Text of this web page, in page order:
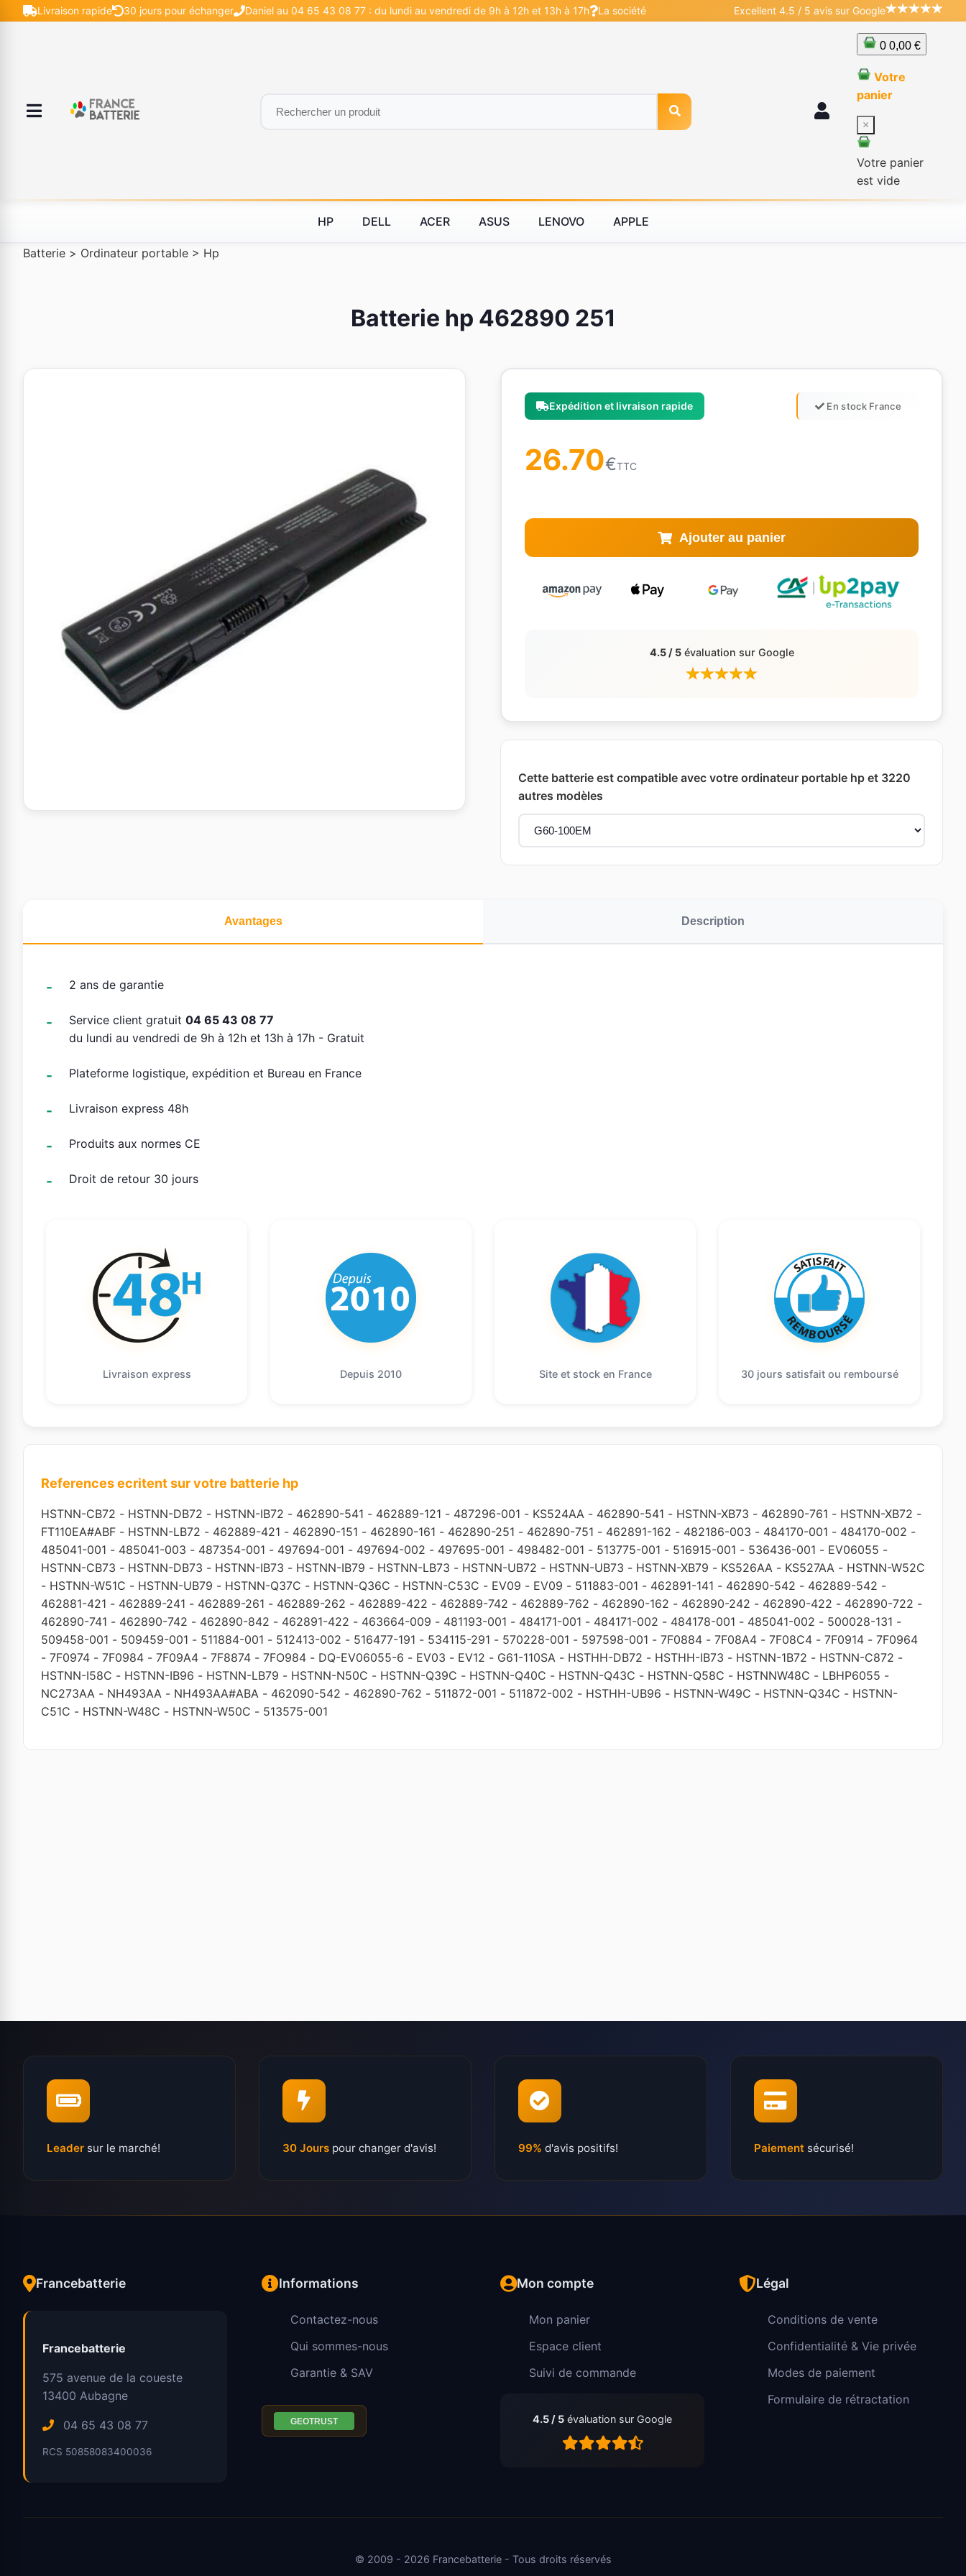
Livraison rapide 30 jours pour échanger Daniel au 04 65 43 08 77 : du lundi au vendredi de 9h à 12h et 13h à 17h La société Excellent 4.5 / 5 avis sur Google
0 0,00 €
Votre
panier
×
Votre panier
est vide
HP DELL ACER ASUS LENOVO APPLE
Batterie > Ordinateur portable > Hp
Batterie hp 462890 251
Expédition et livraison rapide En stock France
26.70€TTC
Ajouter au panier
4.5 / 5évaluation sur Google
Cette batterie est compatible avec votre ordinateur portable hp et 3220
autres modèles
Avantages Description
2 ans de garantie
Service client gratuit 04 65 43 08 77
du lundi au vendredi de 9h à 12h et 13h à 17h - Gratuit
Plateforme logistique, expédition et Bureau en France
Livraison express 48h
Produits aux normes CE
Droit de retour 30 jours
Livraison express Depuis 2010 Site et stock en France 30 jours satisfait ou remboursé
References ecritent sur votre batterie hp
HSTNN-CB72 - HSTNN-DB72 - HSTNN-IB72 - 462890-541 - 462889-121 - 487296-001 - KS524AA - 462890-541 - HSTNN-XB73 - 462890-761 - HSTNN-XB72 -
FT110EA#ABF - HSTNN-LB72 - 462889-421 - 462890-151 - 462890-161 - 462890-251 - 462890-751 - 462891-162 - 482186-003 - 484170-001 - 484170-002 -
485041-001 - 485041-003 - 487354-001 - 497694-001 - 497694-002 - 497695-001 - 498482-001 - 513775-001 - 516915-001 - 536436-001 - EV06055 -
HSTNN-CB73 - HSTNN-DB73 - HSTNN-IB73 - HSTNN-IB79 - HSTNN-LB73 - HSTNN-UB72 - HSTNN-UB73 - HSTNN-XB79 - KS526AA - KS527AA - HSTNN-W52C
- HSTNN-W51C - HSTNN-UB79 - HSTNN-Q37C - HSTNN-Q36C - HSTNN-C53C - EV09 - EV09 - 511883-001 - 462891-141 - 462890-542 - 462889-542 -
462881-421 - 462889-241 - 462889-261 - 462889-262 - 462889-422 - 462889-742 - 462889-762 - 462890-162 - 462890-242 - 462890-422 - 462890-722 -
462890-741 - 462890-742 - 462890-842 - 462891-422 - 463664-009 - 481193-001 - 484171-001 - 484171-002 - 484178-001 - 485041-002 - 500028-131 -
509458-001 - 509459-001 - 511884-001 - 512413-002 - 516477-191 - 534115-291 - 570228-001 - 597598-001 - 7F0884 - 7F08A4 - 7F08C4 - 7F0914 - 7F0964
- 7F0974 - 7F0984 - 7F09A4 - 7F8874 - 7FO984 - DQ-EV06055-6 - EV03 - EV12 - G61-110SA - HSTHH-DB72 - HSTHH-IB73 - HSTNN-1B72 - HSTNN-C872 -
HSTNN-I58C - HSTNN-IB96 - HSTNN-LB79 - HSTNN-N50C - HSTNN-Q39C - HSTNN-Q40C - HSTNN-Q43C - HSTNN-Q58C - HSTNNW48C - LBHP6055 -
NC273AA - NH493AA - NH493AA#ABA - 462090-542 - 462890-762 - 511872-001 - 511872-002 - HSTHH-UB96 - HSTNN-W49C - HSTNN-Q34C - HSTNN-
C51C - HSTNN-W48C - HSTNN-W50C - 513575-001
Leader sur le marché! 30 Jours pour changer d'avis! 99% d'avis positifs! Paiement sécurisé!
Francebatterie
Francebatterie
575 avenue de la coueste
13400 Aubagne
04 65 43 08 77
RCS 50858083400036
Informations
Contactez-nous
Qui sommes-nous
Garantie & SAV
Mon compte
Mon panier
Espace client
Suivi de commande
4.5 / 5 évaluation sur Google
Légal
Conditions de vente
Confidentialité & Vie privée
Modes de paiement
Formulaire de rétractation
© 2009 - 2026 Francebatterie - Tous droits réservés